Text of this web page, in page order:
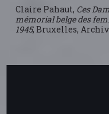
Claire Pahaut, Ces
mémorial belge des
1945, Bruxelles,